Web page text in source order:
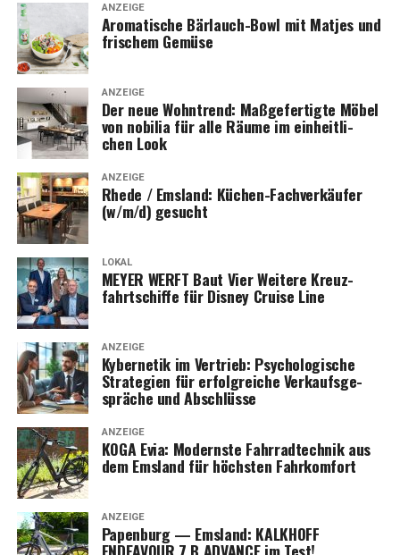
ANZEIGE
Aro­ma­ti­sche Bär­lauch-Bowl mit Mat­jes und
fri­schem Gemüse
ANZEIGE
Der neue Wohn­trend: Maß­ge­fer­tig­te Möbel
von nobi­lia für alle Räu­me im ein­heit­li­
chen Look
ANZEIGE
Rhe­de / Ems­land: Küchen-Fach­ver­käu­fer
(w/m/d) gesucht
LOKAL
MEYER WERFT Baut Vier Wei­te­re Kreuz­
fahrt­schif­fe für Dis­ney Crui­se Line
ANZEIGE
Kyber­ne­tik im Ver­trieb: Psy­cho­lo­gi­sche
Stra­te­gien für erfolg­rei­che Ver­kaufs­ge­
sprä­che und Abschlüsse
ANZEIGE
KOGA Evia: Moderns­te Fahr­rad­tech­nik aus
dem Ems­land für höchs­ten Fahrkomfort
ANZEIGE
Papen­burg — Ems­land: KALKHOFF